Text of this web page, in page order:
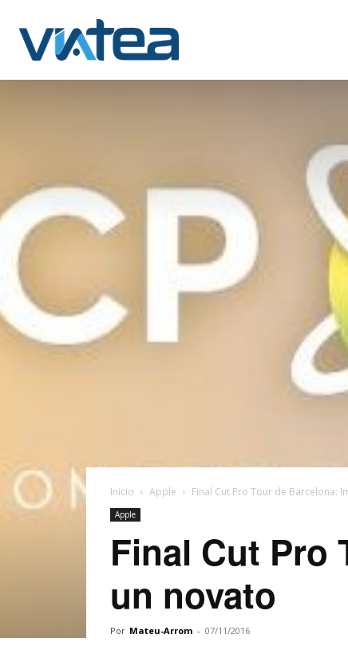
Inicio Apple Final Cut Pro Tour de Barcelona:
Apple
Final Cut Pro
un novato
Por Mateu-Arrom - 07/11/2016